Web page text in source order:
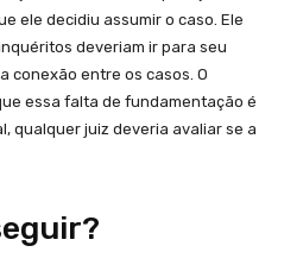
ele decidiu assumir o caso. Ele
deveriam ir para seu
conexão entre os casos. O
essa falta de fundamentação é
qualquer juiz deveria avaliar se a